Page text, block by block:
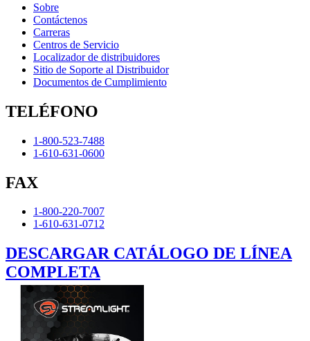
Sobre
Contáctenos
Carreras
Centros de Servicio
Localizador de distribuidores
Sitio de Soporte al Distribuidor
Documentos de Cumplimiento
TELÉFONO
1-800-523-7488
1-610-631-0600
FAX
1-800-220-7007
1-610-631-0712
DESCARGAR CATÁLOGO DE LÍNEA
COMPLETA